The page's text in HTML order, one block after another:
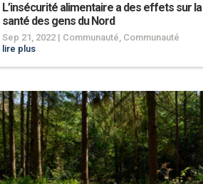
L’insécurité alimentaire a des effets sur la
santé des gens du Nord
Sep 21, 2022 | Communauté, Communauté
lire plus